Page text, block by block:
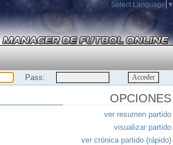
Select Language ▼
Pass:
OPCIONES
ver resumen partido
visualizar partido
ver crónica partido (rápido)